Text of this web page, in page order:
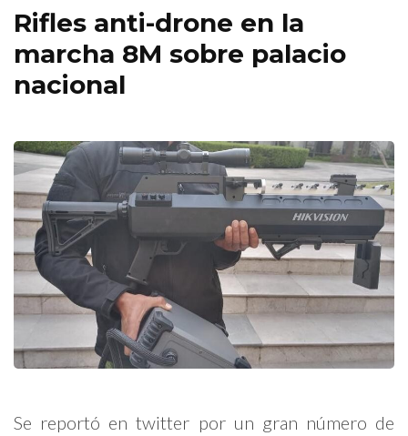
Rifles anti-drone en la
marcha 8M sobre palacio
nacional
Se reportó en twitter por un gran número de